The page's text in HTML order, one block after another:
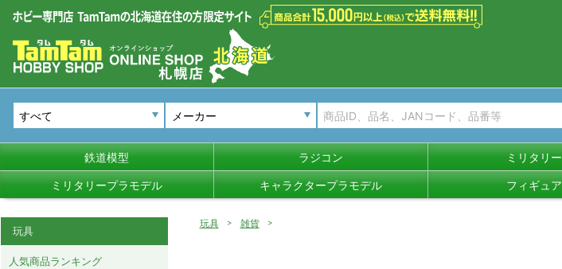
メーカー
鉄道模型 ラジコン ミリタリー
ミリタリープラモデル キャラクタープラモデル フィギュア
玩具 雑貨
玩具
人気商品ランキング